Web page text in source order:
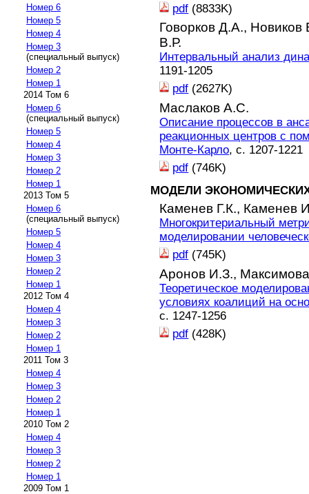
Номер 6
Номер 5
Номер 4
Номер 3
(специальный выпуск)
Номер 2
Номер 1
2014 Том 6
Номер 6
(специальный выпуск)
Номер 5
Номер 4
Номер 3
Номер 2
Номер 1
2013 Том 5
Номер 6
(специальный выпуск)
Номер 5
Номер 4
Номер 3
Номер 2
Номер 1
2012 Том 4
Номер 4
Номер 3
Номер 2
Номер 1
2011 Том 3
Номер 4
Номер 3
Номер 2
Номер 1
2010 Том 2
Номер 4
Номер 3
Номер 2
Номер 1
2009 Том 1
pdf (8833K)
Говорков Д.А.,
В.Р.
Интервальный анализ
1191-1205
pdf (2627K)
Маслаков А.С.
Описание процессов в
реакционных центров с
Монте-Карло, с. 1207-1221
pdf (746K)
МОДЕЛИ
Каменев Г.К., Каменев
Многокритериальный
моделировании
pdf (745K)
Аронов И.З.,
Теоретическое
условиях коалиций на
с. 1247-1256
pdf (428K)